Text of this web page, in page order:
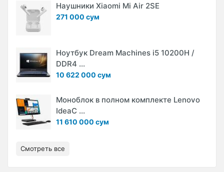
Наушники Xiaomi Mi Air 2SE
271 000 сум
Ноутбук Dream Machines i5 10200H /
DDR4 ...
10 622 000 сум
Моноблок в полном комплекте Lenovo
IdeaC ...
11 610 000 сум
Смотреть все